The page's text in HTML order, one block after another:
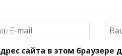
сайта в этом браузере